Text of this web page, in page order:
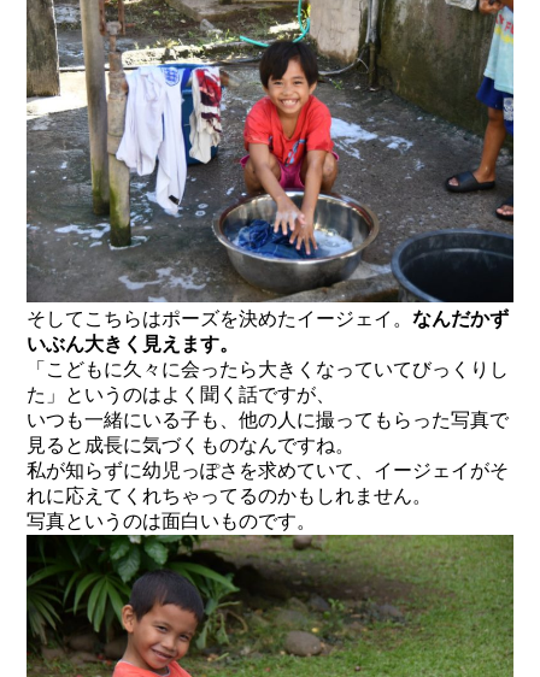
そしてこちらはポーズを決めたイージェイ。なんだかず
いぶん大きく見えます。
「こどもに久々に会ったら大きくなっていてびっくりし
た」というのはよく聞く話ですが、
いつも一緒にいる子も、他の人に撮ってもらった写真で
見ると成長に気づくものなんですね。
私が知らずに幼児っぽさを求めていて、イージェイがそ
れに応えてくれちゃってるのかもしれません。
写真というのは面白いものです。